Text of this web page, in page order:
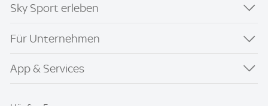
Sky Sport erleben
Für Unternehmen
App & Services